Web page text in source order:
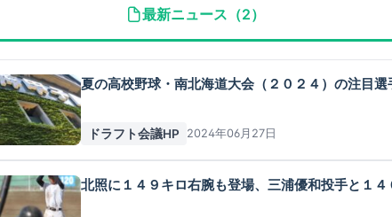
最新ニュース（2）
夏の高校野球・南北海道大会（２０２４）の注目
ドラフト会議HP 2024年06月27日
北照に１４９キロ右腕も登場、三浦優和投手と１